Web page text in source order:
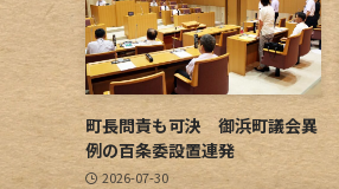
町長問責も可決 御浜町議会異
例の百条委設置連発
2026-07-30